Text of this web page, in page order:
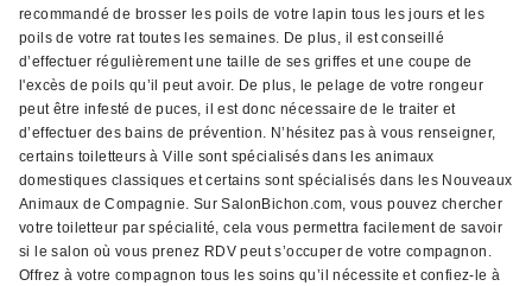
recommandé de brosser les poils de votre lapin tous les jours et les
poils de votre rat toutes les semaines. De plus, il est conseillé
d’effectuer régulièrement une taille de ses griffes et une coupe de
l'excès de poils qu’il peut avoir. De plus, le pelage de votre rongeur
peut être infesté de puces, il est donc nécessaire de le traiter et
d’effectuer des bains de prévention. N’hésitez pas à vous renseigner,
certains toiletteurs à Ville sont spécialisés dans les animaux
domestiques classiques et certains sont spécialisés dans les Nouveaux
Animaux de Compagnie. Sur SalonBichon.com, vous pouvez chercher
votre toiletteur par spécialité, cela vous permettra facilement de savoir
si le salon où vous prenez RDV peut s’occuper de votre compagnon.
Offrez à votre compagnon tous les soins qu’il nécessite et confiez-le à